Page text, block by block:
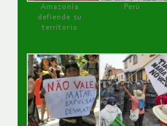
Amazonía
defiende su
territorio
Perú